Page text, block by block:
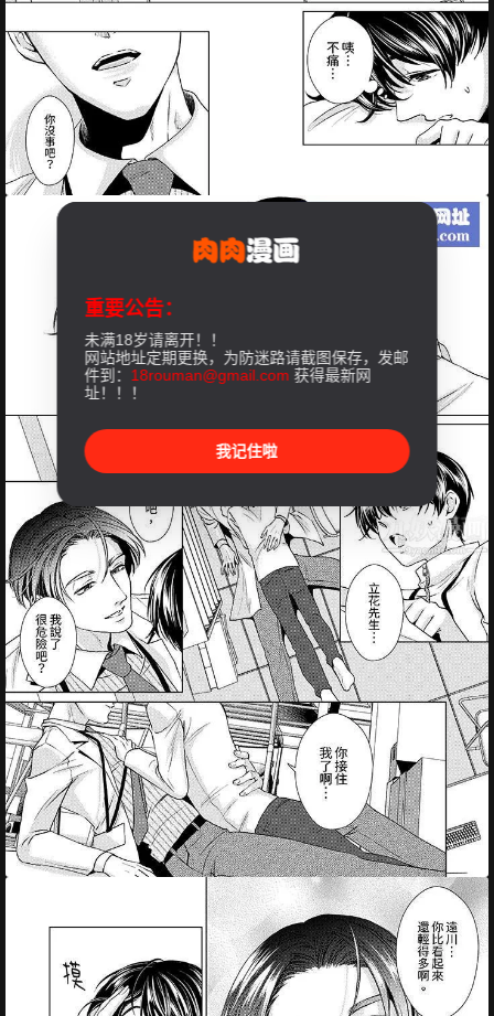
重要公告：
未满18岁请离开！！
网站地址定期更换，为防迷路请截图保存，发邮
件到： 18rouman@gmail.com 获得最新网
址！！！
我记住啦